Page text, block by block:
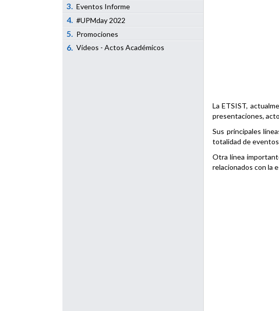
3. Eventos Informe
4. #UPMday 2022
5. Promociones
6. Vídeos - Actos Académicos
La ETSIST,
presentaciones,
Sus principales
totalidad de
Otra línea
relacionados con la